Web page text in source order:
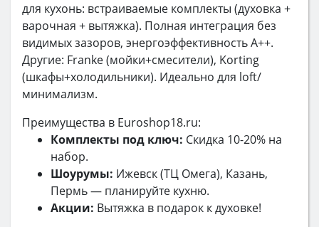
для кухонь: встраиваемые комплекты (духовка +
варочная + вытяжка). Полная интеграция без
видимых зазоров, энергоэффективность A++.
Другие: Franke (мойки+смесители), Korting
(шкафы+холодильники). Идеально для loft/
минимализм.
Преимущества в Euroshop18.ru:
Комплекты под ключ: Скидка 10-20% на
набор.
Шоурумы: Ижевск (ТЦ Омега), Казань,
Пермь — планируйте кухню.
Акции: Вытяжка в подарок к духовке!